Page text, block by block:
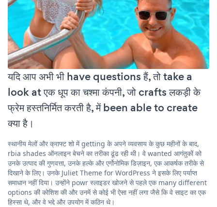
यदि आप अभी भी have questions हैं, तो take a
look at एक धूप का चश्मा कंपनी, जो crafts लकड़ी के
फ्रेम हस्तनिर्मित करती है, में been able to create
क्या है।
स्थानीय मेलों और क्राफ्ट शो में getting के अपने व्यवसाय के कुछ महीनों के बाद,
rbia shades ऑनलाइन बेचने का तरीका ढूंढ रही थी। वे wanted आगंतुकों को
उनके उत्पाद की गुणवत्ता, उनके हल्के और एर्गोनोमिक डिज़ाइन, एक आकर्षक तरीके से
दिखाने के लिए। उनके Juliet Theme for WordPress ने इसके लिए पर्याप्त
समाधान नहीं दिया। उन्होंने powr स्लाइडर खोजने से पहले एक many different
options की कोशिश की और उनमें से कोई भी ऐसा नहीं लगा जैसे कि वे साइट का एक
हिस्सा थे, और वे भद्दे और उपयोग में कठिन थे।